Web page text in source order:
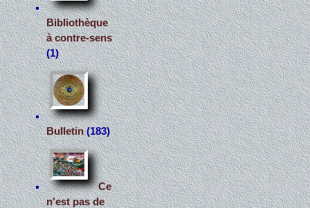
Bibliothèque
à contre-sens
(1)
Bulletin(183)
Ce
n'est pas de